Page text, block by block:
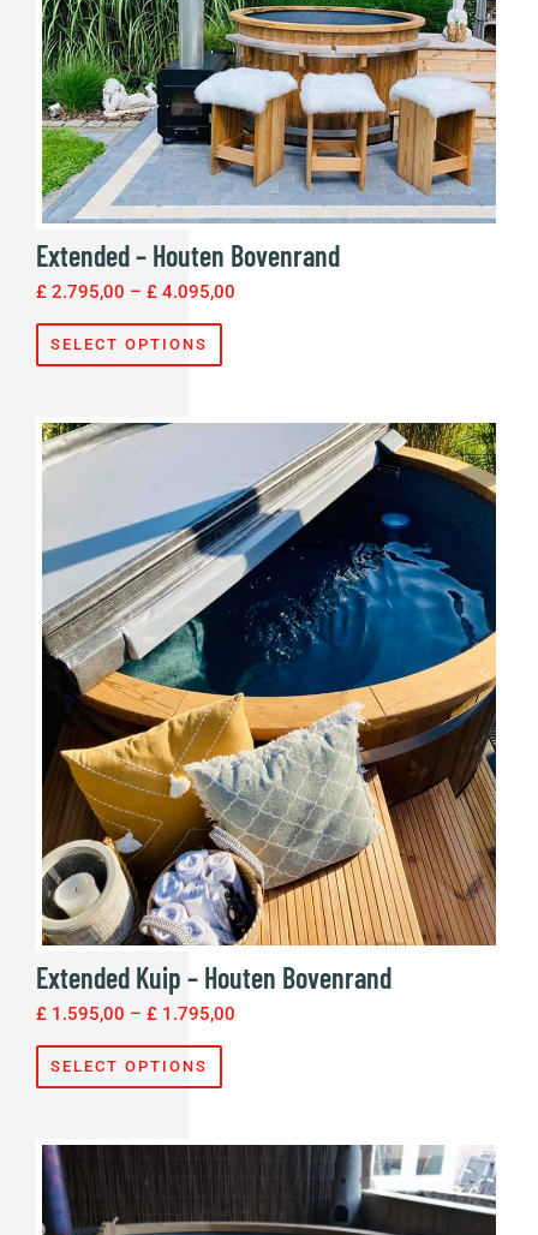
Extended – Houten Bovenrand
£ 2.795,00 – £ 4.095,00
SELECT OPTIONS
Extended Kuip – Houten Bovenrand
£ 1.595,00 – £ 1.795,00
SELECT OPTIONS